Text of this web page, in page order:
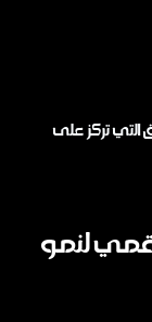
تركز على
لنمو